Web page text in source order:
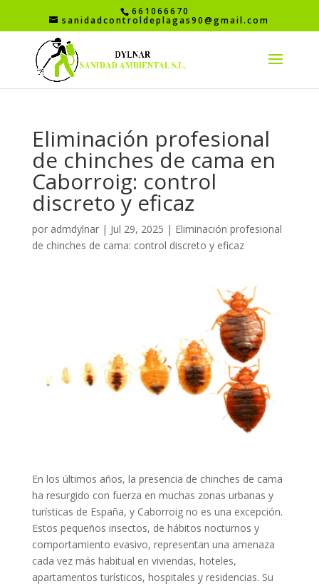
661066670
sanidadcontroldeplagas90@gmail.com
Eliminación profesional
de chinches de cama en
Caborroig: control
discreto y eficaz
por admdylnar| Jul 29, 2025 | Eliminación profesional
de chinches de cama: control discreto y eficaz
En los últimos años, la presencia de chinches de cama
ha resurgido con fuerza en muchas zonas urbanas y
turísticas de España, y Caborroig no es una excepción.
Estos pequeños insectos, de hábitos nocturnos y
comportamiento evasivo, representan una amenaza
cada vez más habitual en viviendas, hoteles,
apartamentos turísticos, hospitales y residencias. Su